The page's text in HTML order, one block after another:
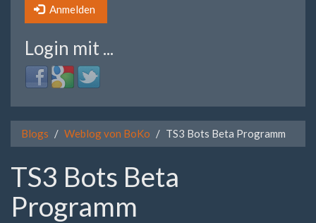
Anmelden
Login mit ...
Login
with
Login
with
Login
with
Blogs Weblog von BoKo TS3 Bots Beta Programm
TS3 Bots Beta
Programm